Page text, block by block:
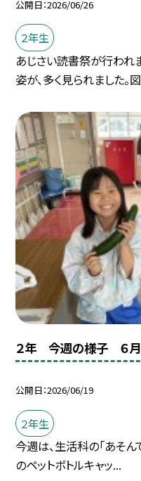
公開日 2026/06/26
２年生
あじさい読書祭が行われ
姿が、多く見られました。
２年 今週の様子 ６月
公開日 2026/06/19
２年生
今週は、生活科の「あそん
のペットボトルキャッ...